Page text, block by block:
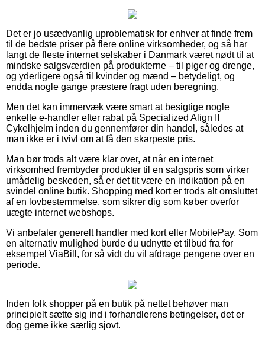
Det er jo usædvanlig uproblematisk for enhver at finde frem
til de bedste priser på flere online virksomheder, og så har
langt de fleste internet selskaber i Danmark været nødt til at
mindske salgsværdien på produkterne – til piger og drenge,
og yderligere også til kvinder og mænd – betydeligt, og
endda nogle gange præstere fragt uden beregning.
Men det kan immervæk være smart at besigtige nogle
enkelte e-handler efter rabat på Specialized Align II
Cykelhjelm inden du gennemfører din handel, således at
man ikke er i tvivl om at få den skarpeste pris.
Man bør trods alt være klar over, at når en internet
virksomhed frembyder produkter til en salgspris som virker
umådelig beskeden, så er det tit være en indikation på en
svindel online butik. Shopping med kort er trods alt omsluttet
af en lovbestemmelse, som sikrer dig som køber overfor
uægte internet webshops.
Vi anbefaler generelt handler med kort eller MobilePay. Som
en alternativ mulighed burde du udnytte et tilbud fra for
eksempel ViaBill, for så vidt du vil afdrage pengene over en
periode.
Inden folk shopper på en butik på nettet behøver man
principielt sætte sig ind i forhandlerens betingelser, det er
dog gerne ikke særlig sjovt.